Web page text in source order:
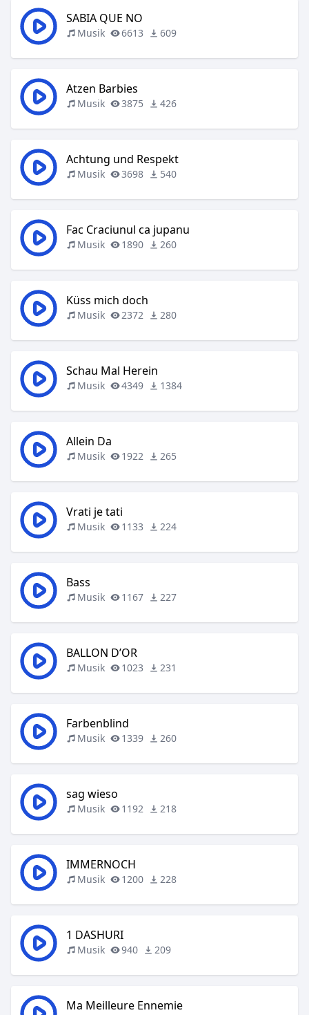
SABIA QUE NO
Musik 6613 609
Atzen Barbies
Musik 3875 426
Achtung und Respekt
Musik 3698 540
Fac Craciunul ca jupanu
Musik 1890 260
Küss mich doch
Musik 2372 280
Schau Mal Herein
Musik 4349 1384
Allein Da
Musik 1922 265
Vrati je tati
Musik 1133 224
Bass
Musik 1167 227
BALLON D’OR
Musik 1023 231
Farbenblind
Musik 1339 260
sag wieso
Musik 1192 218
IMMERNOCH
Musik 1200 228
1 DASHURI
Musik 940 209
Ma Meilleure Ennemie